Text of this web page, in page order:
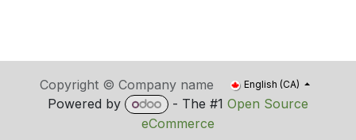
Copyright © Company name English (CA)
Powered by - The #1 Open Source
eCommerce